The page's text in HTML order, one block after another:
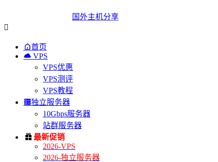
国外主机分享

首页
 VPS
VPS优惠
VPS测评
VPS教程
独立服务器
10Gbps服务器
站群服务器
 最新促销
2026-VPS
2026-独立服务器